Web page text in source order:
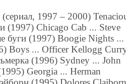
1997 – 2000)
(1997) Chicago Cab ... Steve
(1997) Boogie Nights ...
Boys ... Officer Kellogg
(1996) Sydney ... John
Georgia ... Herman